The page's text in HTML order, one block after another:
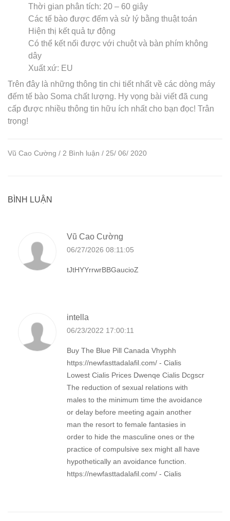
Thời gian phân tích: 20 – 60 giây
Các tế bào được đếm và sử lý bằng thuật toán
Hiện thị kết quả tự động
Có thể kết nối được với chuột và bàn phím không
dây
Xuất xứ: EU
Trên đây là những thông tin chi tiết nhất về các dòng máy
đếm tế bào Soma chất lượng. Hy vọng bài viết đã cung
cấp được nhiều thông tin hữu ích nhất cho bạn đọc! Trân
trọng!
Vũ Cao Cường / 2 Bình luận / 25/ 06/ 2020
BÌNH LUẬN
Vũ Cao Cường
06/27/2026 08:11:05
tJtHYYrrwrBBGaucioZ
intella
06/23/2022 17:00:11
Buy The Blue Pill Canada Vhyphh
https://newfasttadalafil.com/ - Cialis
Lowest Cialis Prices Dwenqe Cialis Dcgscr
The reduction of sexual relations with
males to the minimum time the avoidance
or delay before meeting again another
man the resort to female fantasies in
order to hide the masculine ones or the
practice of compulsive sex might all have
hypothetically an avoidance function.
https://newfasttadalafil.com/ - Cialis